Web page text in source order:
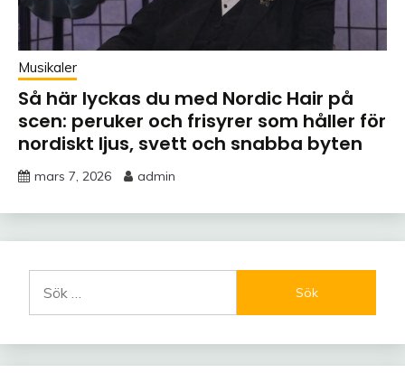
Musikaler
Så här lyckas du med Nordic Hair på
scen: peruker och frisyrer som håller för
nordiskt ljus, svett och snabba byten
mars 7, 2026 admin
efter: